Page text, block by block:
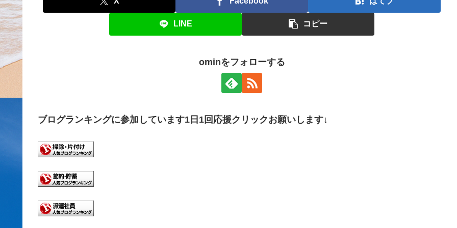
LINE コピー
ominをフォローする
ブログランキングに参加しています1日1回応援クリックお願いします↓